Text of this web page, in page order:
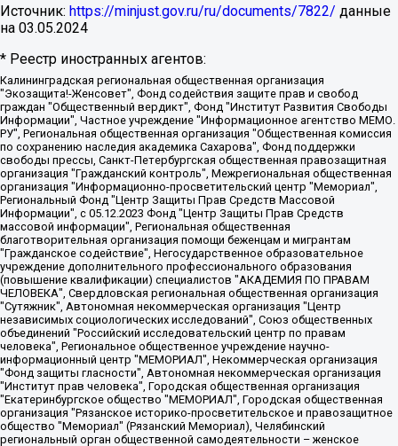
Источник: https://minjust.gov.ru/ru/documents/7822/ данные
на 03.05.2024
* Реестр иностранных агентов:
Калининградская региональная общественная организация "Экозащита!-Женсовет", Фонд содействия защите прав и свобод граждан "Общественный вердикт", Фонд "Институт Развития Свободы Информации", Частное учреждение "Информационное агентство МЕМО. РУ", Региональная общественная организация "Общественная комиссия по сохранению наследия академика Сахарова", Фонд поддержки свободы прессы, Санкт-Петербургская общественная правозащитная организация "Гражданский контроль", Межрегиональная общественная организация "Информационно-просветительский центр "Мемориал", Региональный Фонд "Центр Защиты Прав Средств Массовой Информации", с 05.12.2023 Фонд "Центр Защиты Прав Средств массовой информации", Региональная общественная благотворительная организация помощи беженцам и мигрантам "Гражданское содействие", Негосударственное образовательное учреждение дополнительного профессионального образования (повышение квалификации) специалистов "АКАДЕМИЯ ПО ПРАВАМ ЧЕЛОВЕКА", Свердловская региональная общественная организация "Сутяжник", Автономная некоммерческая организация "Центр независимых социологических исследований", Союз общественных объединений "Российский исследовательский центр по правам человека", Региональное общественное учреждение научно-информационный центр "МЕМОРИАЛ", Некоммерческая организация "Фонд защиты гласности", Автономная некоммерческая организация "Институт прав человека", Городская общественная организация "Екатеринбургское общество "МЕМОРИАЛ", Городская общественная организация "Рязанское историко-просветительское и правозащитное общество "Мемориал" (Рязанский Мемориал), Челябинский региональный орган общественной самодеятельности – женское общественное объединение "Женщины Евразии", Челябинский региональный орган общественной самодеятельности "Уральская правозащитная группа", Фонд содействия защите здоровья и социальной справедливости имени Андрея Рылькова, Автономная Некоммерческая Организация "Аналитический Центр Юрия Левады", Автономная некоммерческая организация социальной поддержки населения "Проект Апрель", Региональная общественная организация помощи женщинам и детям, находящимся в кризисной ситуации "Информационно-методический центр "Анна", Фонд содействия развитию массовых коммуникаций и правовому просвещению "Так-так-Так", Фонд содействия устойчивому развитию "Серебряная тайга", Свердловский региональный общественный фонд социальных проектов "Новое время", "Idel.Реалии", Кавказ.Реалии, Крым.Реалии, Телеканал Настоящее Время, Татаро-башкирская служба Радио Свобода (Azatliq Radiosi), Радио Свободная Европа/Радио Свобода (PCE/PC), "Сибирь.Реалии", "Фактограф", Благотворительный фонд помощи осужденным и их семьям, Автономная некоммерческая организация "Институт глобализации и социальных движений", Фонд "В защиту прав заключенных", Частное учреждение "Центр поддержки и содействия развитию средств массовой информации", Пензенский региональный общественный благотворительный фонд "Гражданский союз", "Север.Реалии", Некоммерческая организация Фонд "Правовая инициатива", Общество с ограниченной ответственностью "Радио Свободная Европа/Радио Свобода", Чешское информационное агентство "MEDIUM-ORIENT", Красноярская региональная общественная организация "Мы против СПИДа", Камалягин Денис Николаевич, Маркелов Сергей Евгеньевич, Пономарев Лев Александрович, Савицкая Людмила Алексеевна, Автономная некоммерческая организация "Центр по работе с проблемой насилия "НАСИЛИЮ.НЕТ", Межрегиональный профессиональный союз работников здравоохранения "Альянс врачей", Юридическое лицо, зарегистрированное в Латвийской Республике, SIA "Medusa Project" (регистрационный номер 40103797863, дата регистрации 10.06.2014), Некоммерческая организация "Фонд по борьбе с коррупцией", Автономная некоммерческая организация "Институт права и публичной политики", Баданин Роман Сергеевич, Гликин Максим Александрович, Железнова Мария Михайловна, Лукьянова Юлия Сергеевна, Маетная Елизавета Витальевна, Маняхин Петр Борисович, Чуракова Ольга Владимировна, Ярош Юлия Петровна, Юридическое лицо "The Insider SIA", зарегистрированное в Риге, Латвийская Республика (дата регистрации 26.06.2015), являющееся администратором доменного имени интернет-издания "The Insider SIA", https://theins.ru, Постернак Алексей Евгеньевич, Рубин Михаил Аркадьевич, Анин Роман Александрович, Юридическое лицо Istories fonds, зарегистрированное в Латвийской Республике (регистрационный номер 50008295751, дата регистрации 24.02.2020), Великовский Дмитрий Александрович, Долинина Ирина Николаевна, Мароховская Алеся Алексеевна, Шлейнов Роман Юрьевич, Шмагун Олеся Валентиновна, Общество с ограниченной ответственностью "Альтаир 2021", Общество с ограниченной ответственностью "Вега 2021", Общество с ограниченной ответственностью "Главный редактор 2021", Общество с ограниченной ответственностью "Ромашки монолит", Важенков Артем Валерьевич, Ивановская областная общественная организация "Центр гендерных исследований", Гурман Юрий Альбертович, Медиапроект "ОВД-Инфо", Егоров Владимир Владимирович, Жилинский Владимир Александрович, Общество с ограниченной ответственностью "ЗП", Иванова София Юрьевна, Карезина Инна Павловна, Кильтау Екатерина Викторовна, Петров Алексей Викторович, Пискунов Сергей Евгеньевич, Смирнов Сергей Сергеевич, Тихонов Михаил Сергеевич, Общество с ограниченной ответственностью "ЖУРНАЛИСТ-ИНОСТРАННЫЙ АГЕНТ", Арапова Галина Юрьевна, Вольтская Татьяна Анатольевна, Американская компания "Mason G.E.S. Anonymous Foundation" (США), являющаяся владельцем интернет-издания https://mnews.world/, Компания "Stichting Bellingcat", зарегистрированная в Нидерландах (дата регистрации 11.07.2018), Захаров Андрей Вячеславович, Клепиковская Екатерина Дмитриевна, Общество с ограниченной ответственностью "МЕМО", Перл Роман Александрович, Симонов Евгений Алексеевич, Соловьева Елена Анатольевна, Сотников Даниил Владимирович, Сурначева Елизавета Дмитриевна, Автономная некоммерческая организация по защите прав человека и информированию населения "Якутия – Наше Мнение", Общество с ограниченной ответственностью "Москоу диджитал медиа", с 26.01.2023 Общество с ограниченной ответственностью "Чайка Белые сады", Ветошкина Валерия Валерьевна, Заговора Максим Александрович, Межрегиональное общественное движение "Российская ЛГБТ - сеть", Оленичев Максим Владимирович, Павлов Иван Юрьевич, Скворцова Елена Сергеевна, Общество с ограниченной ответственностью "Как бы инагент", Кочетков Игорь Викторович, Общество с ограниченной ответственностью "Честные выборы", Еланчик Олег Александрович, Общество с ограниченной ответственностью "Нобелевский призыв", Гималова Регина Эмилевна, Григорьев Андрей Валерьевич, Григорьева Алина Александровна, Ассоциация по содействию защите прав призывников, альтернативнослужащих и военнослужащих "Правозащитная группа "Гражданин.Армия.Право", Хисамова Регина Фаритовна, Автономная некоммерческая организация по реализации социально-правовых программ "Лилит", Дальневосточное общественное движение "Маяк", Санкт-Петербургская ЛГБТ-инициативная группа "Выход", Инициативная группа ЛГБТ+ "Реверс", Алексеев Андрей Викторович, Бекбулатова Таисия Львовна, Беляев Иван Михайлович, Владыкина Елена Сергеевна, Гельман Марат Александрович, Никульшина Вероника Юрьевна, Толоконникова Надежда Андреевна, Шендерович Виктор Анатольевич, Общество с ограниченной ответственностью "Данное сообщение", Общество с ограниченной ответственностью Издательский дом "Новая глава", Айнбиндер Александра Александровна, Московский комьюнити-центр для ЛГБТ+инициатив, Благотворительный фонд развития филантропии, Deutsche Welle (Германия, Kurt-Schumacher-Strasse 3, 53113 Bonn), Борзунова Мария Михайловна, Воробьев Виктор Викторович, Голубева Анна Львовна, Константинова Алла Михайловна, Малкова Ирина Владимировна, Мурадов Мурад Абдулгалимович, Осетинская Елизавета Николаевна, Понасенков Евгений Николаевич, Ганапольский Матвей Юрьевич, Киселев Евгений Алексеевич, Борухович Ирина Григорьевна, Дремин Иван Тимофеевич, Дубровский Дмитрий Викторович, Красноярская региональная общественная организация поддержки и развития альтернативных образовательных технологий и межкультурных коммуникаций "ИНТЕРРА", Маяковская Екатерина Алексеевна, Фейгин Марк Захарович, Филимонов Андрей Викторович, Дзугкоева Регина Николаевна, Доброхотов Роман Александрович, Дудь Юрий Александрович, Елкин Сергей Владимирович, Кругликов Кирилл Игоревич, Сабунаева Мария Леонидовна, Семенов Алексей Владимирович, Шаинян Карен Багратович, Шульман Екатерина Михайловна, Асафьев Артур Валерьевич, Вахштайн Виктор Семенович, Венедиктов Алексей Алексеевич, Лушникова Екатерина Евгеньевна, Волков Леонид Михайлович, Невзоров Александр Глебович, Пархоменко Сергей Борисович, Сироткин Ярослав Николаевич, Кара-Мурза Владимир Владимирович, Баранова Наталья Владимировна, Гозман Леонид Яковлевич, Кагарлицкий Борис Юльевич, Климарев Михаил Валерьевич, Милов Владимир Станиславович, Автономная некоммерческая организация Краснодарский центр современного искусства "Типография", Моргенштерн Алишер Тагирович, Соболь Любовь Эдуардовна, Общество с ограниченной ответственностью "ЛИЗА НОРМ", Каспаров Гарри Кимович, Ходорковский Михаил Борисович, Общество с ограниченной ответственностью "Апрельские тезисы", Данилович Ирина Брониславовна, Кашин Олег Владимирович, Петров Николай Владимирович, Пивоваров Алексей Владимирович, Соколов Михаил Владимирович, Цветкова Юлия Владимировна, Чичваркин Евгений Александрович, Комитет против пыток/Команда против пыток, Общество с ограниченной ответственностью "Первый научный", Общество с ограниченной ответственностью "Вертолет и ко", Белоцерковская Вероника Борисовна, Кац Максим Евгеньевич, Лазарева Татьяна Юрьевна, Шаведдинов Руслан Табризович, Яшин Илья Валерьевич, Общество с ограниченной ответственностью "Иноагент ААВ", Алешковский Дмитрий Петрович, Альбац Евгения Марковна, Быков Дмитрий Львович, Галямина Юлия Евгеньевна, Лойко Сергей Леонидович, Мартынов Кирилл Константинович, Медведев Сергей Александрович, Крашенинников Федор Геннадиевич, Гордеева Катерина Вл